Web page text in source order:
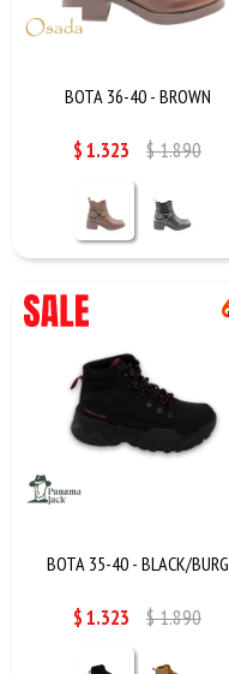
BOTA 36-40 - BROWN
$1.323 $1.890
BOTA 35-40 - BLACK/BURG
$1.323 $1.890